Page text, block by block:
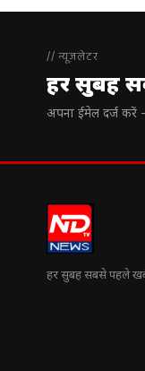
// न्यूज़लेटर
हर सुबह
अपना ईमेल दर्ज करें
हर सुबह सबसे पहले